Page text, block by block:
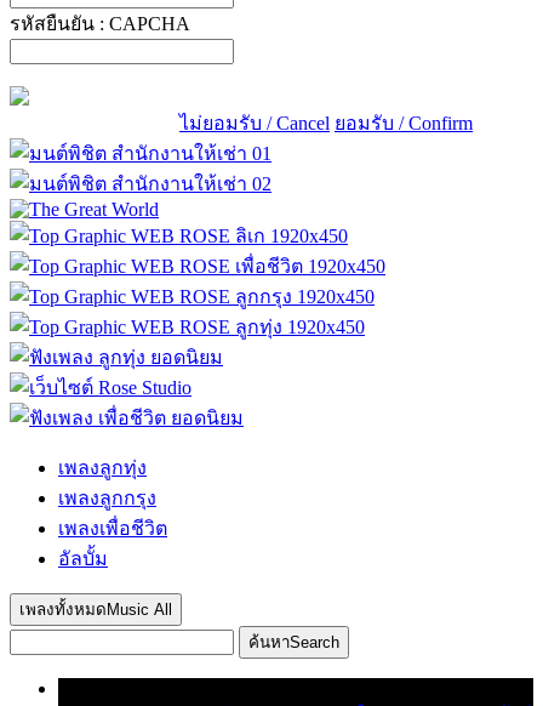
รหัสยืนยัน : CAPCHA
ไม่ยอมรับ / Cancel ยอมรับ / Confirm
เพลงลูกทุ่ง
เพลงลูกกรุง
เพลงเพื่อชีวิต
อัลบั้ม
เพลงทั้งหมด Music All
ค้นหาSearch